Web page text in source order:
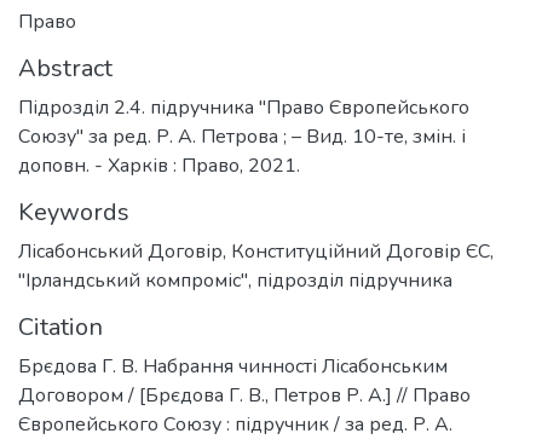
Право
Abstract
Підрозділ 2.4. підручника "Право Європейського
Союзу" за ред. Р. А. Петрова ; – Вид. 10-те, змін. і
доповн. - Харків : Право, 2021.
Keywords
Лісабонський Договір, Конституційний Договір ЄС,
"Ірландський компроміс", підрозділ підручника
Citation
Брєдова Г. В. Набрання чинності Лісабонським
Договором / [Брєдова Г. В., Петров Р. А.] // Право
Європейського Союзу : підручник / за ред. Р. А.